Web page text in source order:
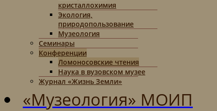
кристаллохимия
Экология,
природопользование
Музеология
Семинары
Конференции
Ломоносовские чтения
Наука в вузовском музее
Журнал «Жизнь Земли»
«Музеология» МОИП